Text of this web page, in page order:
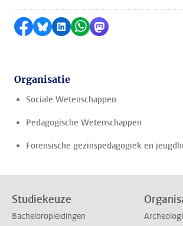
Delen op Facebook
Delen via Bluesky
Delen op LinkedIn
Delen via WhatsApp
Delen via
Organisatie
Sociale Wetenschappen
Pedagogische Wetenschappen
Forensische gezinspedagogiek en
Studiekeuze
Bacheloropleidingen